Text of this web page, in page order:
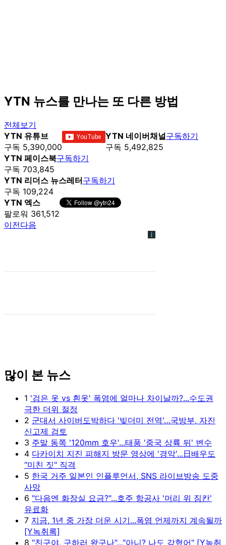
YTN 뉴스를 만나는 또 다른 방법
전체보기
YTN 유튜브
구독 5,390,000
YTN 네이버채널
구독 5,492,825
구독하기
YTN 페이스북
구독 703,845
구독하기
YTN 리더스 뉴스레터
구독 109,224
구독하기
YTN 엑스
팔로워 361,512
이전다음
많이 본 뉴스
1 '검은 옷 vs 흰옷' 폭염에 얼마나 차이날까?...수도권
극한 더위 절정
2 군대서 사이버도박하다 '빚더미 전역'…국방부, 자진
신고제 검토
3 주말 동쪽 '120mm 호우'...태풍 '중국 상륙 뒤' 변수
4 다카이치 지진 피해지 방문 영상에 '경악'...日배우도
"미친 짓" 직격
5 한국 거주 일본인 인플루언서, SNS 라이브방송 도중
사망
6 "다음엔 화장실 요금?"...호주 항공사 '머리 위 짐칸'
유료화
7 지금, 1년 중 가장 더운 시기...폭염 언제까지 계속될까
[Y녹취록]
8 "친구야, 구하러 왔구나"..."아니? 나도 갇혔어" [Y녹취